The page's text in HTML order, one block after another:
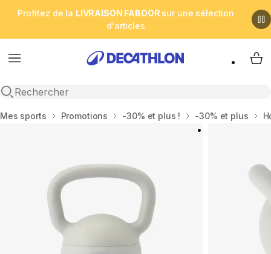
Profitez de la LIVRAISON FABOOR sur une sélection
d'articles
Menu
Open search
My
Accueil
Mes sports Promotions -30% et plus ! -30% et plus